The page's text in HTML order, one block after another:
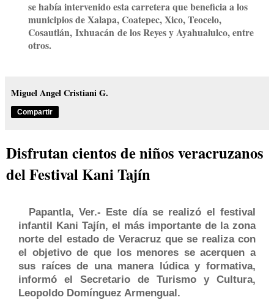
se había intervenido esta carretera que beneficia a los
municipios de Xalapa, Coatepec, Xico, Teocelo,
Cosautlán, Ixhuacán de los Reyes y Ayahualulco, entre
otros.
Miguel Angel Cristiani G.
Compartir
Disfrutan cientos de niños veracruzanos
del Festival Kani Tajín
Papantla, Ver.- Este día se realizó el festival
infantil Kani Tajín, el más importante de la zona
norte del estado de Veracruz que se realiza con
el objetivo de que los menores se acerquen a
sus raíces de una manera lúdica y formativa,
informó el Secretario de Turismo y Cultura,
Leopoldo Domínguez Armengual.